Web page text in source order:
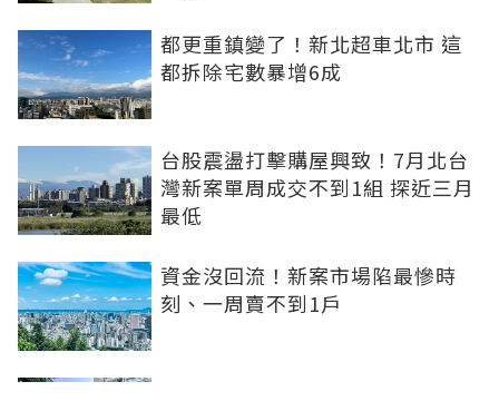
都更重鎮變了！新北超車北市 這
都拆除宅數暴增6成
台股震盪打擊購屋興致！7月北台
灣新案單周成交不到1組 探近三月
最低
資金沒回流！新案市場陷最慘時
刻、一周賣不到1戶